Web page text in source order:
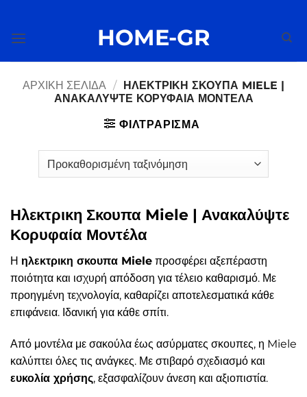
περιεχόμενο
HOME-GR
ΑΡΧΙΚΉ ΣΕΛΊΔΑ / ΗΛΕΚΤΡΙΚΗ ΣΚΟΥΠΑ MIELE |
ΑΝΑΚΑΛΎΨΤΕ ΚΟΡΥΦΑΊΑ ΜΟΝΤΈΛΑ
ΦΙΛΤΡΆΡΙΣΜΑ
Ηλεκτρικη Σκουπα Miele | Ανακαλύψτε
Κορυφαία Μοντέλα
Η ηλεκτρικη σκουπα Miele προσφέρει αξεπέραστη
ποιότητα και ισχυρή απόδοση για τέλειο καθαρισμό. Με
προηγμένη τεχνολογία, καθαρίζει αποτελεσματικά κάθε
επιφάνεια. Ιδανική για κάθε σπίτι.
Από μοντέλα με σακούλα έως ασύρματες σκουπες, η Miele
καλύπτει όλες τις ανάγκες. Με στιβαρό σχεδιασμό και
ευκολία χρήσης, εξασφαλίζουν άνεση και αξιοπιστία.